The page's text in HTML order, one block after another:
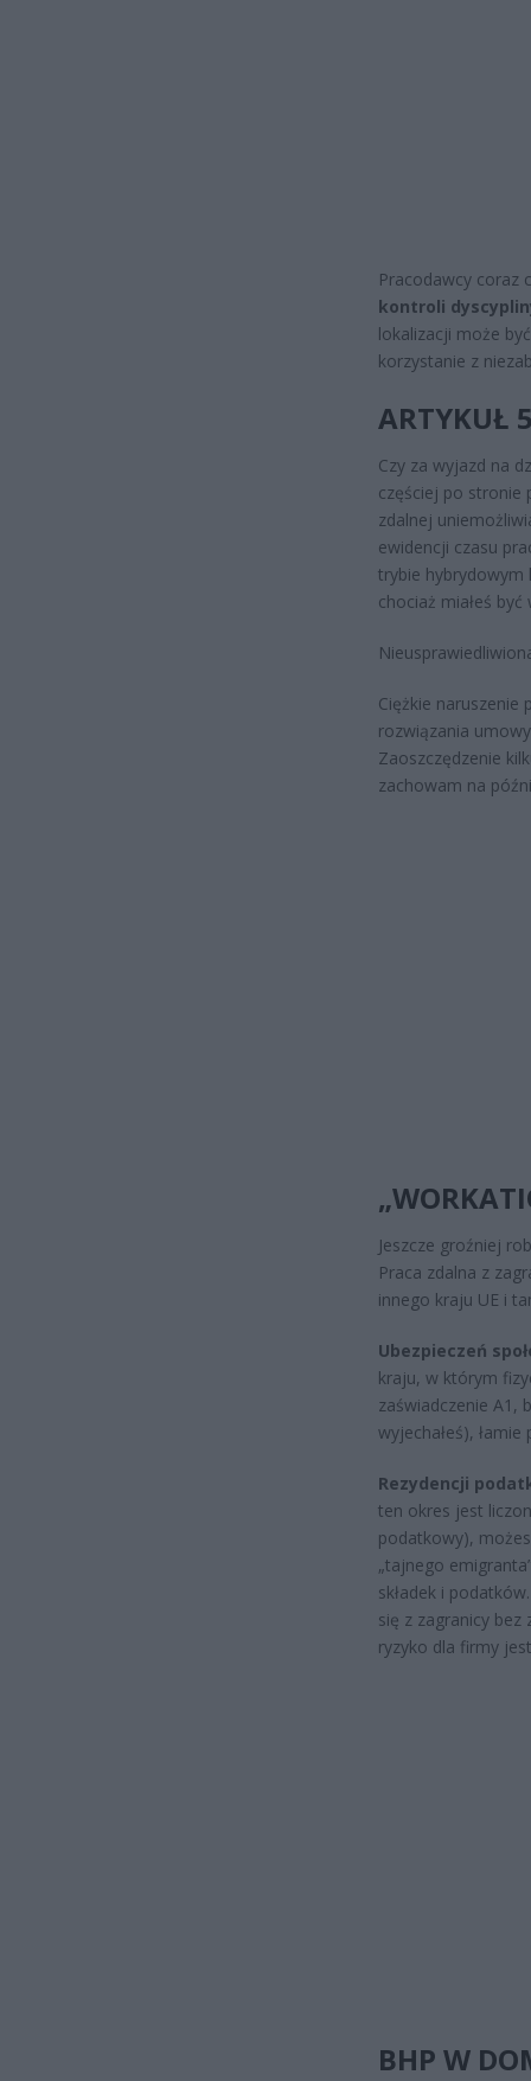
Pracodawcy coraz
kontroli
lokalizacji może
korzystanie z
ARTYKUŁ
Czy za wyjazd na
częściej po stronie
zdalnej
ewidencji czasu
trybie hybrydowym
chociaż miałeś
Ciężkie
rozwiązania
Zaoszczędzenie
zachowam na
Jeszcze groźniej
Praca zdalna z
innego kraju UE i
Ubezpieczeń
kraju, w którym
zaświadczenie A1,
wyjechałeś),
Rezydencji
ten okres jest
podatkowy),
„tajnego
składek i
się z zagranicy
ryzyko dla firmy
BHP W